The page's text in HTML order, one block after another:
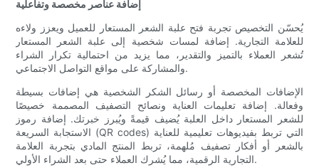
إضافة عناصر مخصصة وتفاعلية
يُحسّن التخصيص تجربة فتح علبة الشعر المستعار للعميل ويعزز ولاءه
للعلامة التجارية. إضافة لمسات شخصية إلى علبة الشعر المستعار
تُشعر العملاء بالتميز والتقدير، مما يزيد من احتمالية تكرار الشراء
والمشاركة على مواقع التواصل الاجتماعي.
الإضافات المخصصة أو رسائل الشكر الشخصية هي إضافات بسيطة
وفعالة. إضافة تعليمات العناية ونصائح التصفيف المصممة خصيصًا
للشعر المستعار داخل العلبة يُضيف قيمةً ويُبرز خبرتك. إضافة رموز
الاستجابة السريعة (QR codes) التي تربط بفيديوهات تعليمية للعناية
بالشعر أو أفكار تصفيف مُلهمة، تربط المنتج المادي بتجربة العلامة
التجارية الرقمية، مما يُشرك العملاء حتى بعد الشراء الأولي.